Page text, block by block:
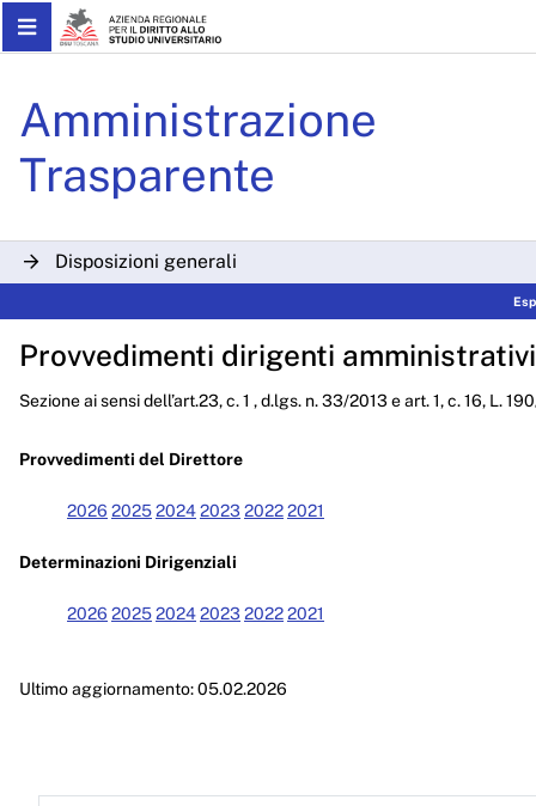
Skip to Main Content
Amministrazione
Trasparente
Disposizioni generali
Consulenti e collaboratori
Personale
Bandi di concorso
Performance
Enti controllati
Attività e procedimenti
Provvedimenti organi indirizzo politico
Provvedimenti dirigenti amministrativi
Sezione ai sensi dell’art.23, c. 1 , d.lgs. n. 33/2013 e art. 1, c. 16, L.
Provvedimenti del Direttore
2026 202520242023 20222021
Determinazioni Dirigenziali
2026 202520242023 20222021
Ultimo aggiornamento: 05.02.2026